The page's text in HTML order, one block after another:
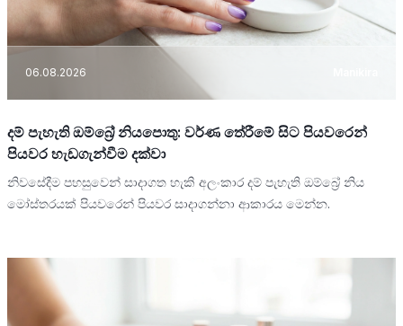
06.08.2026
දම් පැහැති ඔම්බ්‍රේ නියපොතු: වර්ණ තේරීමේ සිට පියවරෙන්
පියවර හැඩගැන්වීම දක්වා
නිවසේදීම පහසුවෙන් සාදාගත හැකි අලංකාර දම් පැහැති ඔම්බ්‍රේ නිය
මෝස්තරයක් පියවරෙන් පියවර සාදාගන්නා ආකාරය මෙන්න.